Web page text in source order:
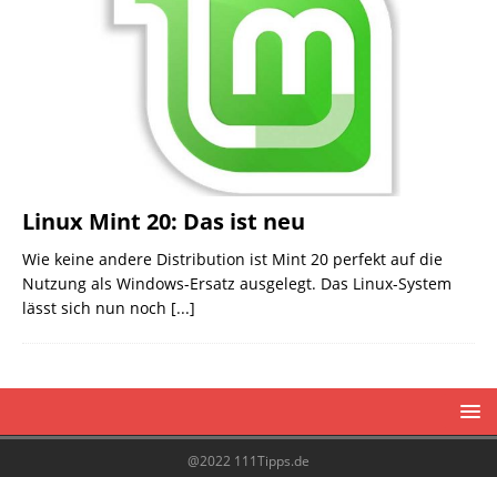
Linux Mint 20: Das ist neu
Wie keine andere Distribution ist Mint 20 perfekt auf die
Nutzung als Windows-Ersatz ausgelegt. Das Linux-System
lässt sich nun noch [...]
@2022 111Tipps.de